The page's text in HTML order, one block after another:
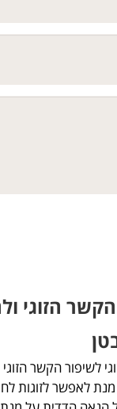
הזוגי
לשיפור הקשר
על מנת לאפשר לזוגות